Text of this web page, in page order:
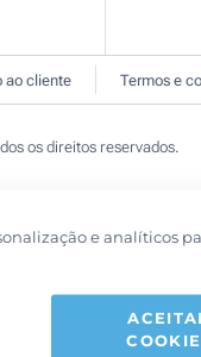
ao cliente Termos e
os direitos reservados.
e analíticos